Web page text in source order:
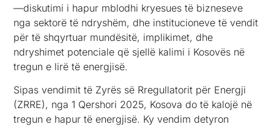
—diskutimi i hapur mblodhi kryesues të bizneseve
nga sektorë të ndryshëm, dhe institucioneve të vendit
për të shqyrtuar mundësitë, implikimet, dhe
ndryshimet potenciale që sjellë kalimi i Kosovës në
tregun e lirë të energjisë.
Sipas vendimit të Zyrës së Rregullatorit për Energji
(ZRRE), nga 1 Qershori 2025, Kosova do të kalojë në
tregun e hapur të energjisë. Ky vendim detyron